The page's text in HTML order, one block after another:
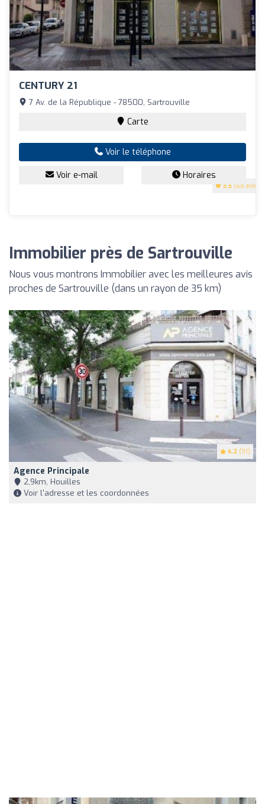
CENTURY 21
3.5 (68 avis)
7 Av. de la République - 78500, Sartrouville
Carte
Voir le téléphone
Voir e-mail Horaires
Immobilier près de Sartrouville
Nous vous montrons Immobilier avec les meilleures avis
proches de Sartrouville (dans un rayon de 35 km)
4.2 (91)
Agence Principale
2,9km, Houilles
Voir l'adresse et les coordonnées